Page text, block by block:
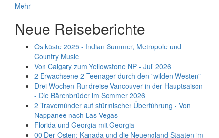
Mehr
Neue Reiseberichte
Ostküste 2025 - Indian Summer, Metropole und
Country Music
Von Calgary zum Yellowstone NP - Juli 2026
2 Erwachsene 2 Teenager durch den "wilden Westen"
Drei Wochen Rundreise Vancouver in der Hauptsaison
- Die Bärenbrüder im Sommer 2026
2 Travemünder auf stürmischer Überführung - Von
Nappanee nach Las Vegas
Florida und Georgia mit Georgia
00 Der Osten: Kanada und die Neuengland Staaten im